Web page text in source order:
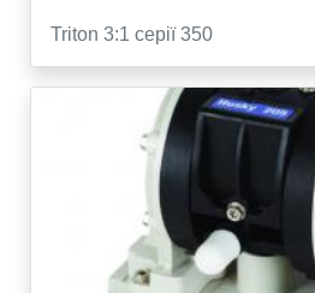
Triton 3:1 серії 350